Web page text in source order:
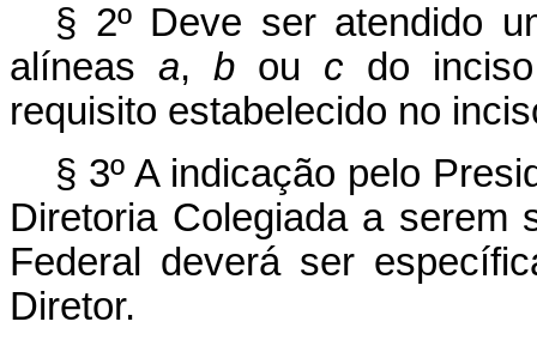
§ 2º Deve ser atendido
alíneasa,b ou c do
requisito estabelecido no
§ 3º A indicação pelo
Diretoria Colegiada a serem
Federal deverá ser
Diretor.